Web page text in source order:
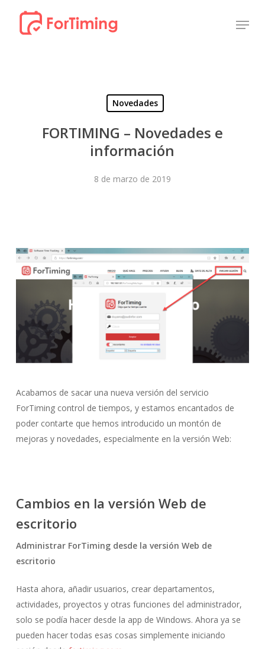
Menu
Novedades
FORTIMING – Novedades e
información
8 de marzo de 2019
Acabamos de sacar una nueva versión del servicio
ForTiming control de tiempos, y estamos encantados de
poder contarte que hemos introducido un montón de
mejoras y novedades, especialmente en la versión Web:
Cambios en la versión Web de
escritorio
Administrar ForTiming desde la versión Web de
escritorio
Hasta ahora, añadir usuarios, crear departamentos,
actividades, proyectos y otras funciones del administrador,
solo se podía hacer desde la app de Windows. Ahora ya se
pueden hacer todas esas cosas simplemente iniciando